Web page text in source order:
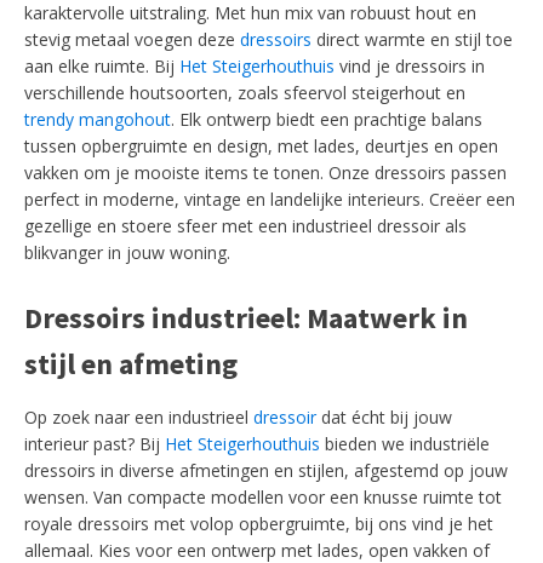
karaktervolle uitstraling. Met hun mix van robuust hout en
stevig metaal voegen deze dressoirs direct warmte en stijl toe
aan elke ruimte. Bij Het Steigerhouthuis vind je dressoirs in
verschillende houtsoorten, zoals sfeervol steigerhout en
trendy mangohout. Elk ontwerp biedt een prachtige balans
tussen opbergruimte en design, met lades, deurtjes en open
vakken om je mooiste items te tonen. Onze dressoirs passen
perfect in moderne, vintage en landelijke interieurs. Creëer een
gezellige en stoere sfeer met een industrieel dressoir als
blikvanger in jouw woning.
Dressoirs industrieel: Maatwerk in
stijl en afmeting
Op zoek naar een industrieel dressoirdat écht bij jouw
interieur past? Bij Het Steigerhouthuis bieden we industriële
dressoirs in diverse afmetingen en stijlen, afgestemd op jouw
wensen. Van compacte modellen voor een knusse ruimte tot
royale dressoirs met volop opbergruimte, bij ons vind je het
allemaal. Kies voor een ontwerp met lades, open vakken of